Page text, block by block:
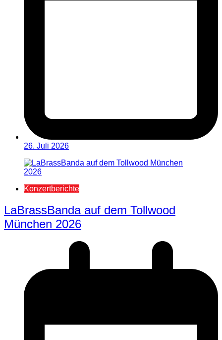
26. Juli 2026
Konzertberichte
LaBrassBanda auf dem Tollwood
München 2026